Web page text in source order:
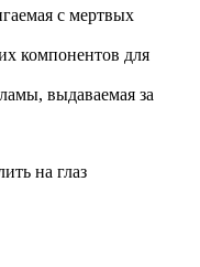
с мертвых
компонентов для
выдаваемая за
на глаз